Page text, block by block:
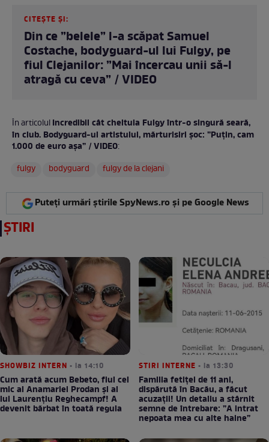
CITEȘTE ȘI:
Din ce ”belele” l-a scăpat Samuel
Costache, bodyguard-ul lui Fulgy, pe
fiul Clejanilor: ”Mai încercau unii să-l
atragă cu ceva” / VIDEO
În articolulIncredibil cât cheltuia Fulgy într-o singură seară,
în club. Bodyguard-ul artistului, mărturisiri șoc: ”Puțin, cam
1.000 de euro așa” / VIDEO:
fulgy
bodyguard fulgy de la clejani
Puteți urmări știrile SpyNews.ro și pe Google News
ȘTIRI
SHOWBIZ INTERN • la 14:10
Cum arată acum Bebeto, fiul cel
mic al Anamariei Prodan și al
lui Laurențiu Reghecampf! A
devenit bărbat în toată regula
STIRI INTERNE • la 13:30
Familia fetiței de 11 ani,
dispărută în Bacău, a făcut
acuzații! Un detaliu a stârnit
semne de întrebare: ”A intrat
nepoata mea cu alte haine”